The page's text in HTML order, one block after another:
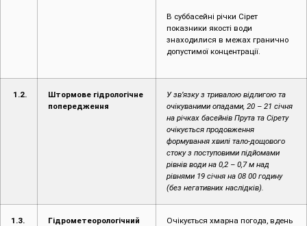
В суббасейні річки Сірет
показники якості води
знаходилися в межах гранично
допустимої концентрації.
1.2.
Штормове гідрологічне
попередження
У зв’язку з тривалою відлигою та
очікуваними опадами, 20 – 21 січня
на річках басейнів Прута та Сірету
очікується продовження
формування хвилі тало-дощового
стоку з поступовими підйомами
рівнів води на 0,2 – 0,7 м над
рівнями 19 січня на 08 00 годину
(без негативних наслідків).
1.3.
Гідрометеорологічний
Очікується хмарна погода, вдень